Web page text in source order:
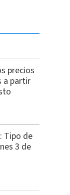
precios
a partir
Tipo de
3 de